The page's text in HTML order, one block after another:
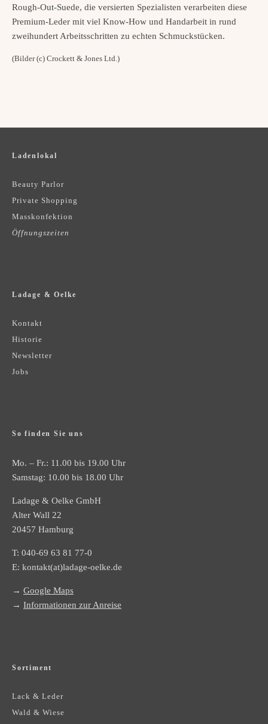
Rough-Out-Suede, die versierten Spezialisten verarbeiten diese
Premium-Leder mit viel Know-How und Handarbeit in rund
zweihundert Arbeitsschritten zu echten Schmuckstücken.
(Bilder (c) Crockett & Jones Ltd.)
Ladenlokal
Beauty Parlor
Private Shopping
Masskonfektion
Öffnungszeiten
Ladage & Oelke
Kontakt
Historie
Newsletter
Jobs
So finden Sie uns
Mo. – Fr.: 11.00 bis 19.00 Uhr
Samstag: 10.00 bis 18.00 Uhr
Ladage & Oelke GmbH
Alter Wall 22
20457 Hamburg
T: 040-69 63 81 77-0
E: kontakt(at)ladage-oelke.de
→ Google Maps
→ Informationen zur Anreise
Sortiment
Lack & Leder
Wald & Wiese